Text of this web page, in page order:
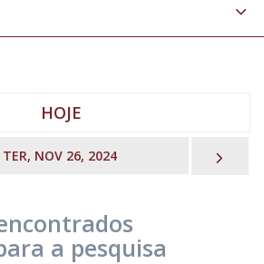
HOJE
TER, NOV 26, 2024
a pesquisa